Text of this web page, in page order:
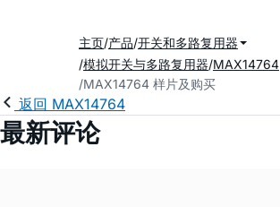
主页 产品 开关和多路复用器
模拟开关与多路复用器 MAX14764
MAX14764 样片及购买
返回 MAX14764
最新评论